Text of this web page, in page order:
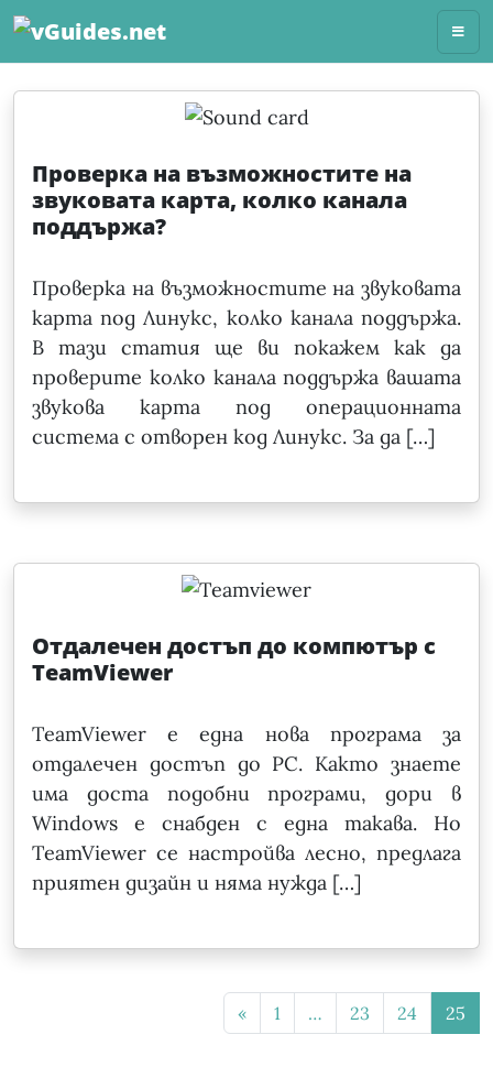
Skip
Проверка на възможностите на
звуковата карта, колко канала
поддържа?
Проверка на възможностите на звуковата
карта под Линукс, колко канала поддържа.
В тази статия ще ви покажем как да
проверите колко канала поддържа вашата
звукова карта под операционната
система с отворен код Линукс. За да […]
Отдалечен достъп до компютър с
TeamViewer
TeamViewer е една нова програма за
отдалечен достъп до PC. Както знаете
има доста подобни програми, дори в
Windows е снабден с една такава. Но
TeamViewer се настройва лесно, предлага
приятен дизайн и няма нужда […]
« 1 … 23 24 25